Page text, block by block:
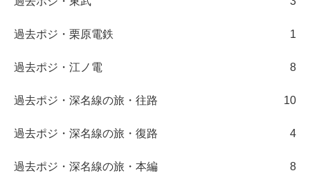
過去ポジ・栗原電鉄 1
過去ポジ・江ノ電 8
過去ポジ・深名線の旅・往路 10
過去ポジ・深名線の旅・復路 4
過去ポジ・深名線の旅・本編 8